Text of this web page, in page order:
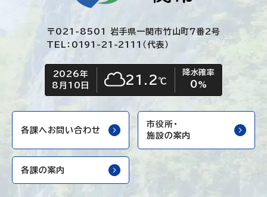
〒021-8501 岩手県一関市竹山町7番2号
TEL：0191-21-2111（代表）
今日の日付
2026年
8月10日
今日の天気
くもり21.2℃
降水確率
0%
各課へお問い合わせ
市役所・
施設の案内
各課の案内